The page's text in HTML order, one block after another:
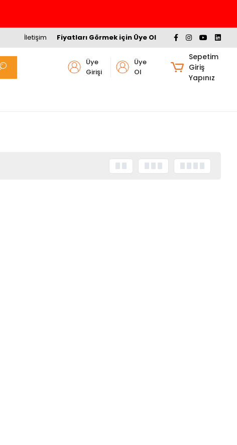
Fiyatları Görmek için Üye Ol
İletişim
Üye
Girişi
Üye
Ol
Sepetim
Giriş
Yapınız